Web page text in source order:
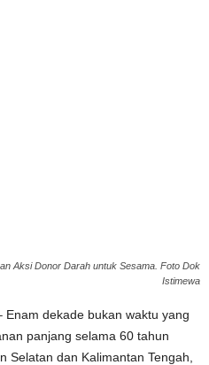
Aksi Donor Darah untuk Sesama. Foto Dok
Istimewa
Enam dekade bukan waktu yang
panjang selama 60 tahun
Selatan dan Kalimantan Tengah,